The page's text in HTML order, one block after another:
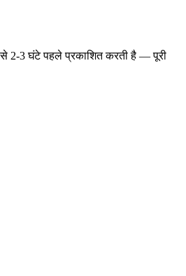
से 2-3 घंटे पहले प्रकाशित करती है — पूरी